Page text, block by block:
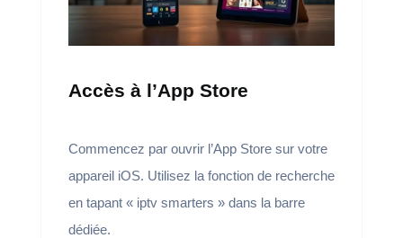
Accès à l’App Store
Commencez par ouvrir l’App Store sur votre
appareil iOS. Utilisez la fonction de recherche
en tapant « iptv smarters » dans la barre
dédiée.